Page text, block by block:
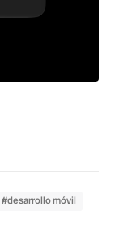
#desarrollo móvil